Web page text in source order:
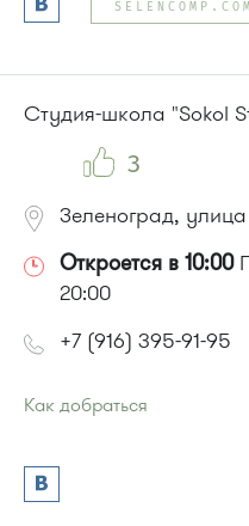
или до остановки"Корпус
SELENCOMP.COM
Студия-школа "Sokol
3
Зеленоград,
Откроется в 10:00
20:00
+7 (916) 395-91-95
Как добраться
Автобус № 20.
Маршрутка № 460м